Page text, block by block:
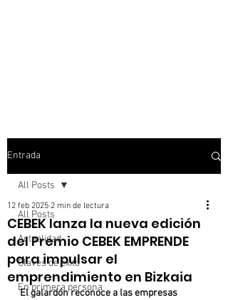
Entrada
All Posts
Actualidad
Claves de éxito
En primera persona
All Posts
CEBEK lanza la nueva edición
del Premio CEBEK EMPRENDE
para impulsar el
emprendimiento en Bizkaia
12 feb 2025 2 min de lectura
El galardón reconoce a las empresas